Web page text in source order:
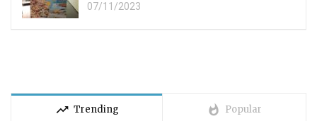
07/11/2023
trending_up Trending whatshot Popular